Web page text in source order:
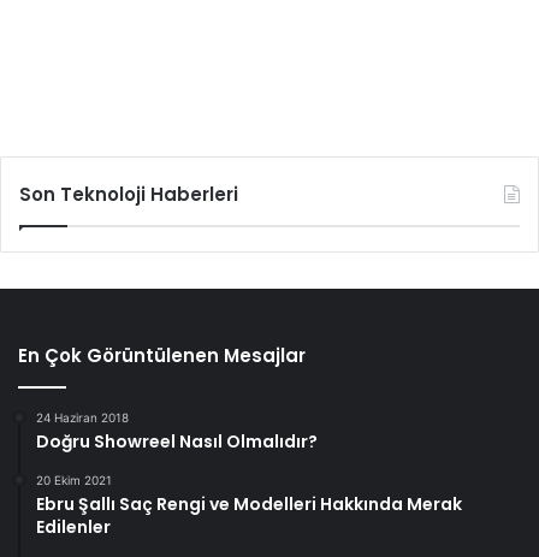
Son Teknoloji Haberleri
En Çok Görüntülenen Mesajlar
24 Haziran 2018
Doğru Showreel Nasıl Olmalıdır?
20 Ekim 2021
Ebru Şallı Saç Rengi ve Modelleri Hakkında Merak
Edilenler